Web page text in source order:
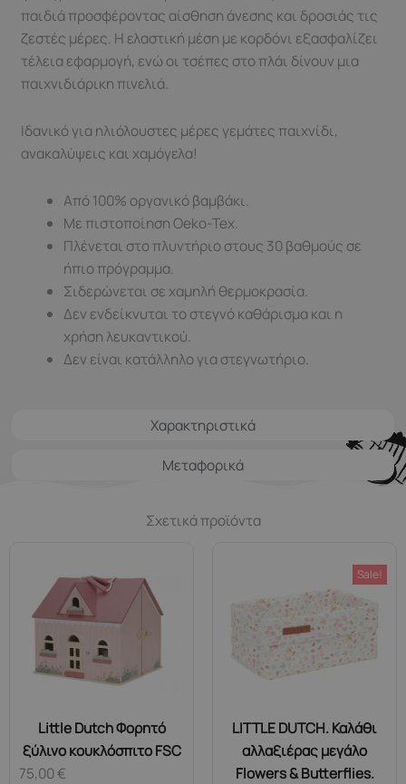
Χαρακτηριστικά
Μεταφορικά
παιδιά προσφέροντας αίσθηση άνεσης και δροσιάς τις
ζεστές μέρες. Η ελαστική μέση με κορδόνι εξασφαλίζει
τέλεια εφαρμογή, ενώ οι τσέπες στο πλάι δίνουν μια
παιχνιδιάρικη πινελιά.
Ιδανικό για ηλιόλουστες μέρες γεμάτες παιχνίδι,
ανακαλύψεις και χαμόγελα!
Από 100% οργανικό βαμβάκι.
Mε πιστοποίηση Oeko-Tex.
Πλένεται στο πλυντήριο στους 30 βαθμούς σε
ήπιο πρόγραμμα.
Σιδερώνεται σε χαμηλή θερμοκρασία.
Δεν ενδείκνυται τo στεγνό καθάρισμα και η
χρήση λευκαντικού.
Δεν είναι κατάλληλο για στεγνωτήριο.
Σχετικά προϊόντα
Little Dutch Φορητό
ξύλινο κουκλόσπιτο FSC
75,00€
Sale!
LITTLE DUTCH. Καλάθι
αλλαξιέρας μεγάλο
Flowers & Butterflies.